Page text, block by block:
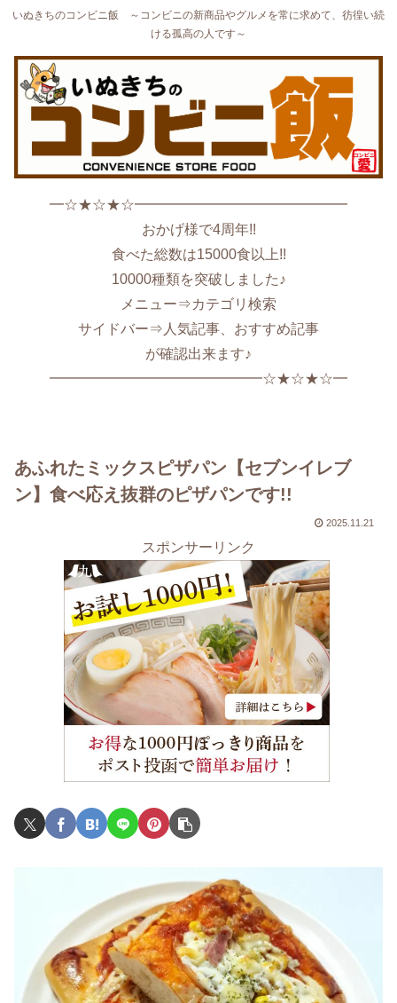
いぬきちのコンビニ飯 ～コンビニの新商品やグルメを常に求めて、彷徨い続
ける孤高の人です～
━☆★☆★☆━━━━━━━━━━━━━━━
おかげ様で4周年!!
食べた総数は15000食以上!!
10000種類を突破しました♪
メニュー⇒カテゴリ検索
サイドバー⇒人気記事、おすすめ記事
が確認出来ます♪
━━━━━━━━━━━━━━━☆★☆★☆━
あふれたミックスピザパン【セブンイレブ
ン】食べ応え抜群のピザパンです!!
2025.11.21
スポンサーリンク